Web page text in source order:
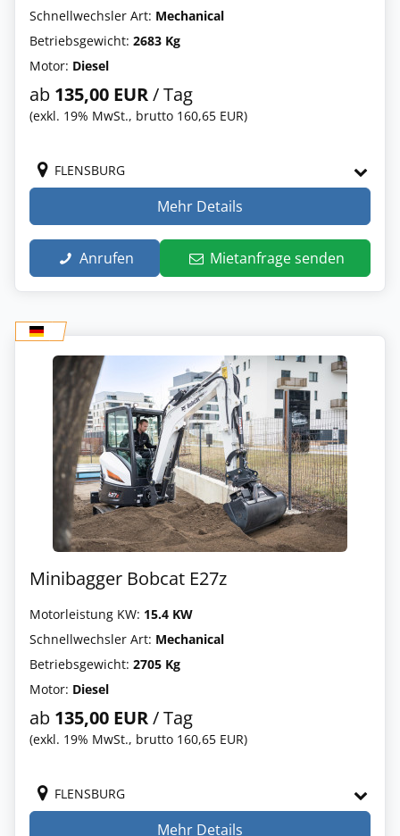
Schnellwechsler Art: Mechanical
Betriebsgewicht: 2683 Kg
Motor: Diesel
ab 135,00 EUR/ Tag
(exkl. 19% MwSt., brutto 160,65 EUR)
FLENSBURG
Mehr Details
Anrufen Mietanfrage senden
Minibagger Bobcat E27z
Motorleistung KW: 15.4 KW
Schnellwechsler Art: Mechanical
Betriebsgewicht: 2705 Kg
Motor: Diesel
ab 135,00 EUR/ Tag
(exkl. 19% MwSt., brutto 160,65 EUR)
FLENSBURG
Mehr Details